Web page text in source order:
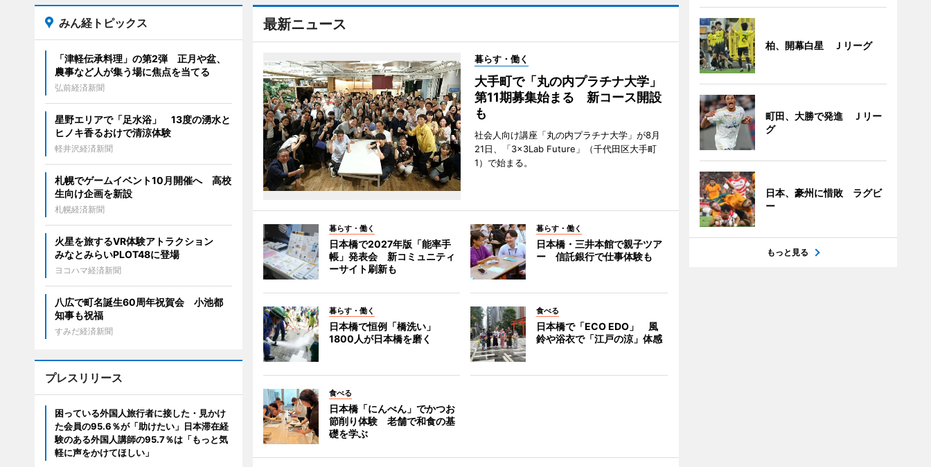
最新ニュース
暮らす・働く
大手町で「丸の内プラチナ大学」
第11期募集始まる 新コース開設
も
社会人向け講座「丸の内プラチナ大学」が8月
21日、「3×3Lab Future」（千代田区大手町
1）で始まる。
暮らす・働く
日本橋で2027年版「能率手
帳」発表会 新コミュニティ
ーサイト刷新も
暮らす・働く
日本橋・三井本館で親子ツア
ー 信託銀行で仕事体験も
暮らす・働く
日本橋で恒例「橋洗い」
1800人が日本橋を磨く
食べる
日本橋で「ECO EDO」 風
鈴や浴衣で「江戸の涼」体感
食べる
日本橋「にんべん」でかつお
節削り体験 老舗で和食の基
礎を学ぶ
みん経トピックス
「津軽伝承料理」の第2弾 正月や盆、
農事など人が集う場に焦点を当てる
弘前経済新聞
星野エリアで「足水浴」 13度の湧水と
ヒノキ香るおけで清涼体験
軽井沢経済新聞
札幌でゲームイベント10月開催へ 高校
生向け企画を新設
札幌経済新聞
火星を旅するVR体験アトラクション
みなとみらいPLOT48に登場
ヨコハマ経済新聞
八広で町名誕生60周年祝賀会 小池都
知事も祝福
すみだ経済新聞
プレスリリース
困っている外国人旅行者に接した・見かけ
た会員の95.6％が「助けたい」日本滞在経
験のある外国人講師の95.7％は「もっと気
軽に声をかけてほしい」
柏、開幕白星 Ｊリーグ
町田、大勝で発進 Ｊリー
グ
日本、豪州に惜敗 ラグビ
ー
もっと見る